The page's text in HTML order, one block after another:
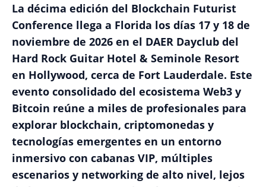
La décima edición del Blockchain Futurist
Conference llega a Florida los días 17 y 18 de
noviembre de 2026 en el DAER Dayclub del
Hard Rock Guitar Hotel & Seminole Resort
en Hollywood, cerca de Fort Lauderdale. Este
evento consolidado del ecosistema Web3 y
Bitcoin reúne a miles de profesionales para
explorar blockchain, criptomonedas y
tecnologías emergentes en un entorno
inmersivo con cabanas VIP, múltiples
escenarios y networking de alto nivel, lejos